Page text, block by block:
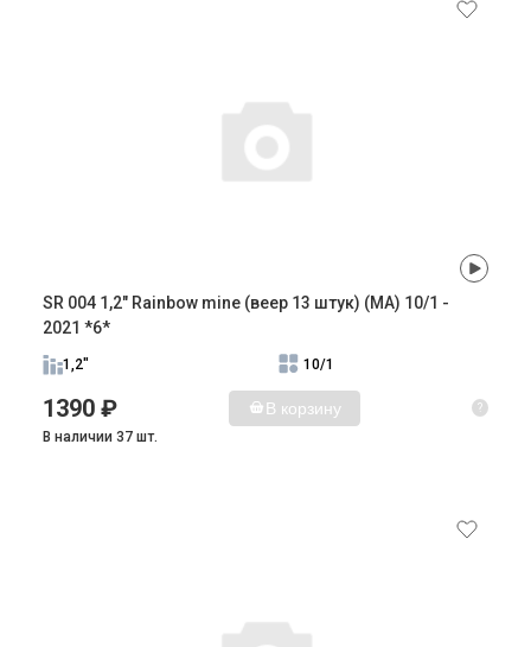
SR 004 1,2" Rainbow mine (веер 13 штук) (MA) 10/1 -
2021 *6*
1,2" 10/1
1390 ₽ В корзину ?
В наличии 37 шт.